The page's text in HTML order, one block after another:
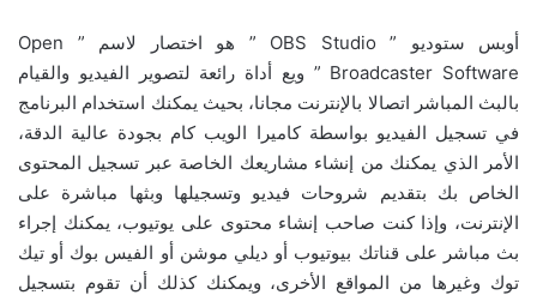
أوبس ستوديو ” OBS Studio ” هو اختصار لاسم ” Open
Broadcaster Software ” ويع أداة رائعة لتصوير الفيديو والقيام
بالبث المباشر اتصالا بالإنترنت مجانا، بحيث يمكنك استخدام البرنامج
في تسجيل الفيديو بواسطة كاميرا الويب كام بجودة عالية الدقة،
الأمر الذي يمكنك من إنشاء مشاريعك الخاصة عبر تسجيل المحتوى
الخاص بك بتقديم شروحات فيديو وتسجيلها وبثها مباشرة على
الإنترنت، وإذا كنت صاحب إنشاء محتوى على يوتيوب، يمكنك إجراء
بث مباشر على قناتك بيوتيوب أو ديلي موشن أو الفيس بوك أو تيك
توك وغيرها من المواقع الأخرى، ويمكنك كذلك أن تقوم بتسجيل